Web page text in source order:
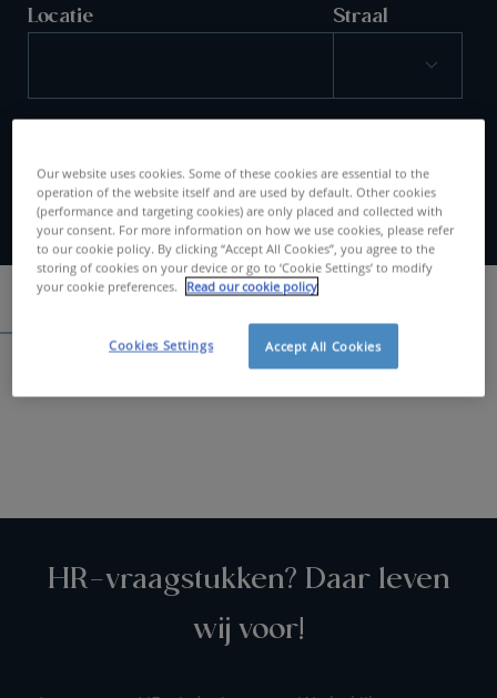
Locatie Straal
ZOEKEN
Spontaan solliciteren
HR-vraagstukken? Daar leven
wij voor!
Our website uses cookies. Some of these cookies are essential to the
operation of the website itself and are used by default. Other cookies
(performance and targeting cookies) are only placed and collected with
your consent. For more information on how we use cookies, please refer
to our cookie policy. By clicking “Accept All Cookies”, you agree to the
storing of cookies on your device or go to ‘Cookie Settings’ to modify
your cookie preferences.
Read our cookie policy
Accept All Cookies
Cookies Settings